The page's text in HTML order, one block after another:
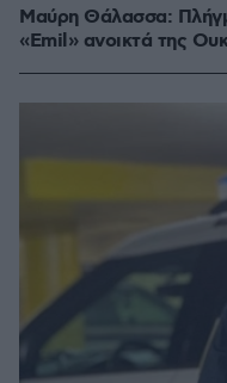
Μαύρη Θάλασσα:
«Emil» ανοικτά της